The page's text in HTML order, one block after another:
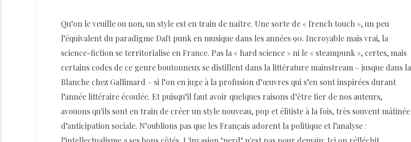
Qu’on le veuille ou non, un style est en train de naître. Une sorte de « french touch », un peu
l’équivalent du paradigme Daft punk en musique dans les années 90. Incroyable mais vrai, la
science-fiction se territorialise en France. Pas la « hard science » ni le « steampunk », certes, mais
certains codes de ce genre boutonneux se distillent dans la littérature mainstream – jusque dans la
Blanche chez Gallimard – si l’on en juge à la profusion d’œuvres qui s’en sont inspirées durant
l’année littéraire écoulée. Et puisqu’il faut avoir quelques raisons d’être fier de nos auteurs,
avouons qu'ils sont en train de créer un style nouveau, pop et élitiste à la fois, très souvent mâtinée
d’anticipation sociale. N’oublions pas que les Français adorent la politique et l’analyse :